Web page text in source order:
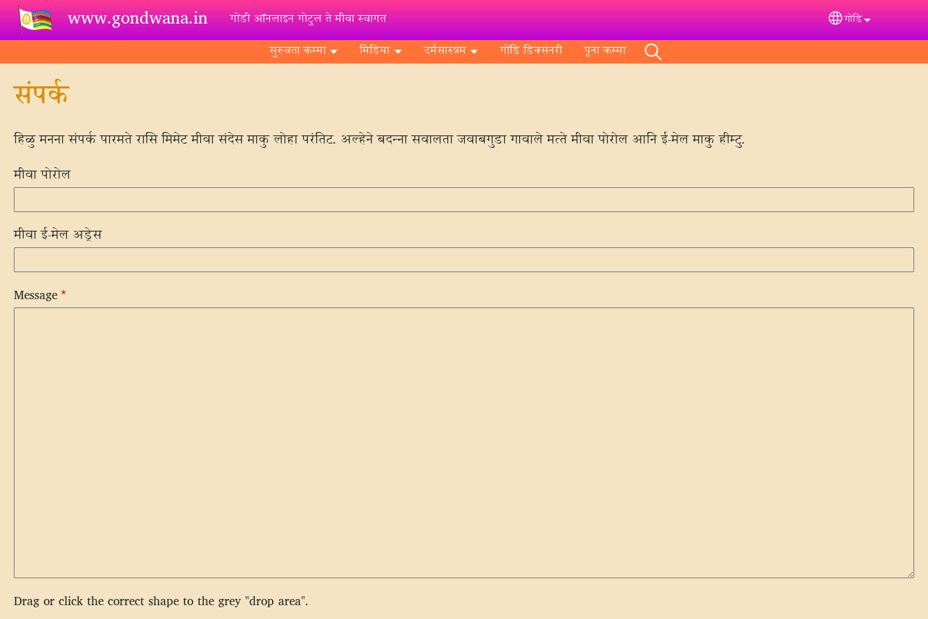
Skip to main contentwww.gondwana.in गोंडी ऑनलाइन गोटुल ते मीवा स्वागत Select your
गोंडि
सुरुवता कम्मा मिडिया दर्मसास्‍त्रम गोंडि डिक्‍सनरी पूना कम्मा
संपर्क
हिळु मनना संपर्क पारमते रासि मिमेट मीवा संदेस माकु लोहा परंतिट. अल्‍हेने बदन्‍ना सवालता जवाबगुडा गावाले मत्‍ते मीवा पोरोल आनि ई-मेल माकु हीम्टु.
मीवा पोरोल
मीवा ई-मेल अड्रेस
Message
Drag or click the correct shape to the grey "drop area".